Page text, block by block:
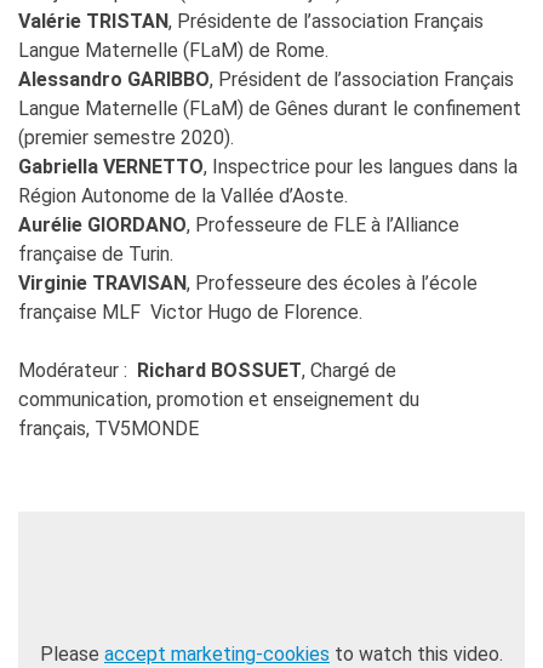
Valérie TRISTAN, Présidente de l’association Français
Langue Maternelle (FLaM) de Rome.
Alessandro GARIBBO, Président de l’association Français
Langue Maternelle (FLaM) de Gênes durant le confinement
(premier semestre 2020).
Gabriella VERNETTO, Inspectrice pour les langues dans la
Région Autonome de la Vallée d’Aoste.
Aurélie GIORDANO, Professeure de FLE à l’Alliance
française de Turin.
Virginie TRAVISAN, Professeure des écoles à l’école
française MLF Victor Hugo de Florence.
Modérateur : Richard BOSSUET, Chargé de
communication, promotion et enseignement du
français, TV5MONDE
Please accept marketing-cookies to watch this video.